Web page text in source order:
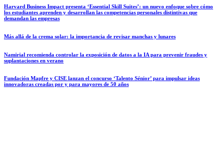
Harvard Business Impact presenta ‘Essential Skill Suites’: un nuevo enfoque sobre cómo
los estudiantes aprenden y desarrollan las competencias personales distintivas que
demandan las empresas
Más allá de la crema solar: la importancia de revisar manchas y lunares
Namirial recomienda controlar la exposición de datos a la IA para prevenir fraudes y
suplantaciones en verano
Fundación Mapfre y CISE lanzan el concurso ‘Talento Sénior’ para impulsar ideas
innovadoras creadas por y para mayores de 50 años